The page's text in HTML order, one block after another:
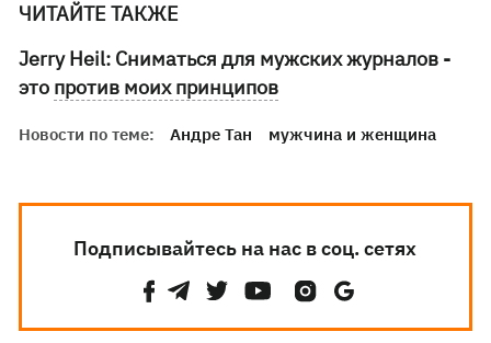
ЧИТАЙТЕ ТАКЖЕ
Jerry Heil: Сниматься для мужских журналов -
это против моих принципов
Новости по теме: Андре Тан мужчина и женщина
Подписывайтесь на нас в соц. сетях